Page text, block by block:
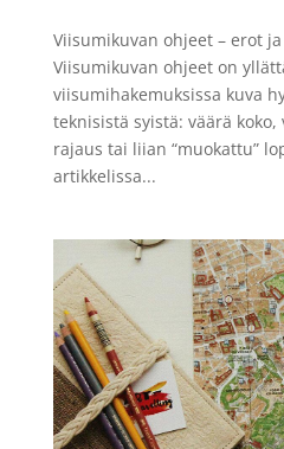
Viisumikuvan ohjeet – erot
Viisumikuvan ohjeet on
viisumihakemuksissa kuva
teknisistä syistä: väärä koko,
rajaus tai liian “muokattu”
artikkelissa...